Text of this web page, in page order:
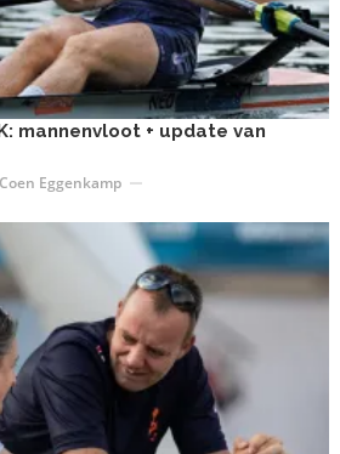
mannenvloot + update van
Coen Eggenkamp